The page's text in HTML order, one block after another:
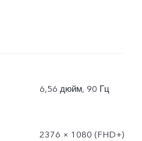
6,56 дюйм, 90 Гц
2376 × 1080 (FHD+)